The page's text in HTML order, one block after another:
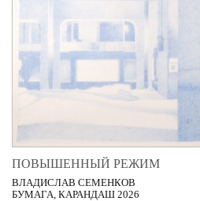
ПОВЫШЕННЫЙ РЕЖИМ
ВЛАДИСЛАВ СЕМЕНКОВ
БУМАГА, КАРАНДАШ 2026